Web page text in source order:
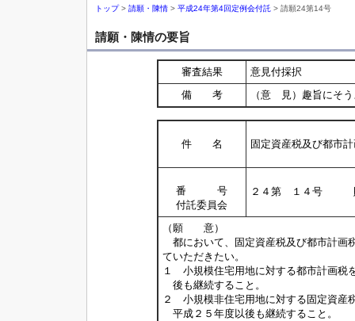
トップ> 請願・陳情 > 平成24年第4回定例会付託 > 請願24第14号
請願・陳情の要旨
審査結果
意見付採択
備 考
（意 見）趣旨にそ
件 名 固定資産税及び都市
番 号
付託委員会
２４第 １４号
（願 意）
都において、固定資産税及び都市計画
ていただきたい。
１ 小規模住宅用地に対する都市計画税
後も継続すること。
２ 小規模非住宅用地に対する固定資産
平成２５年度以後も継続すること。